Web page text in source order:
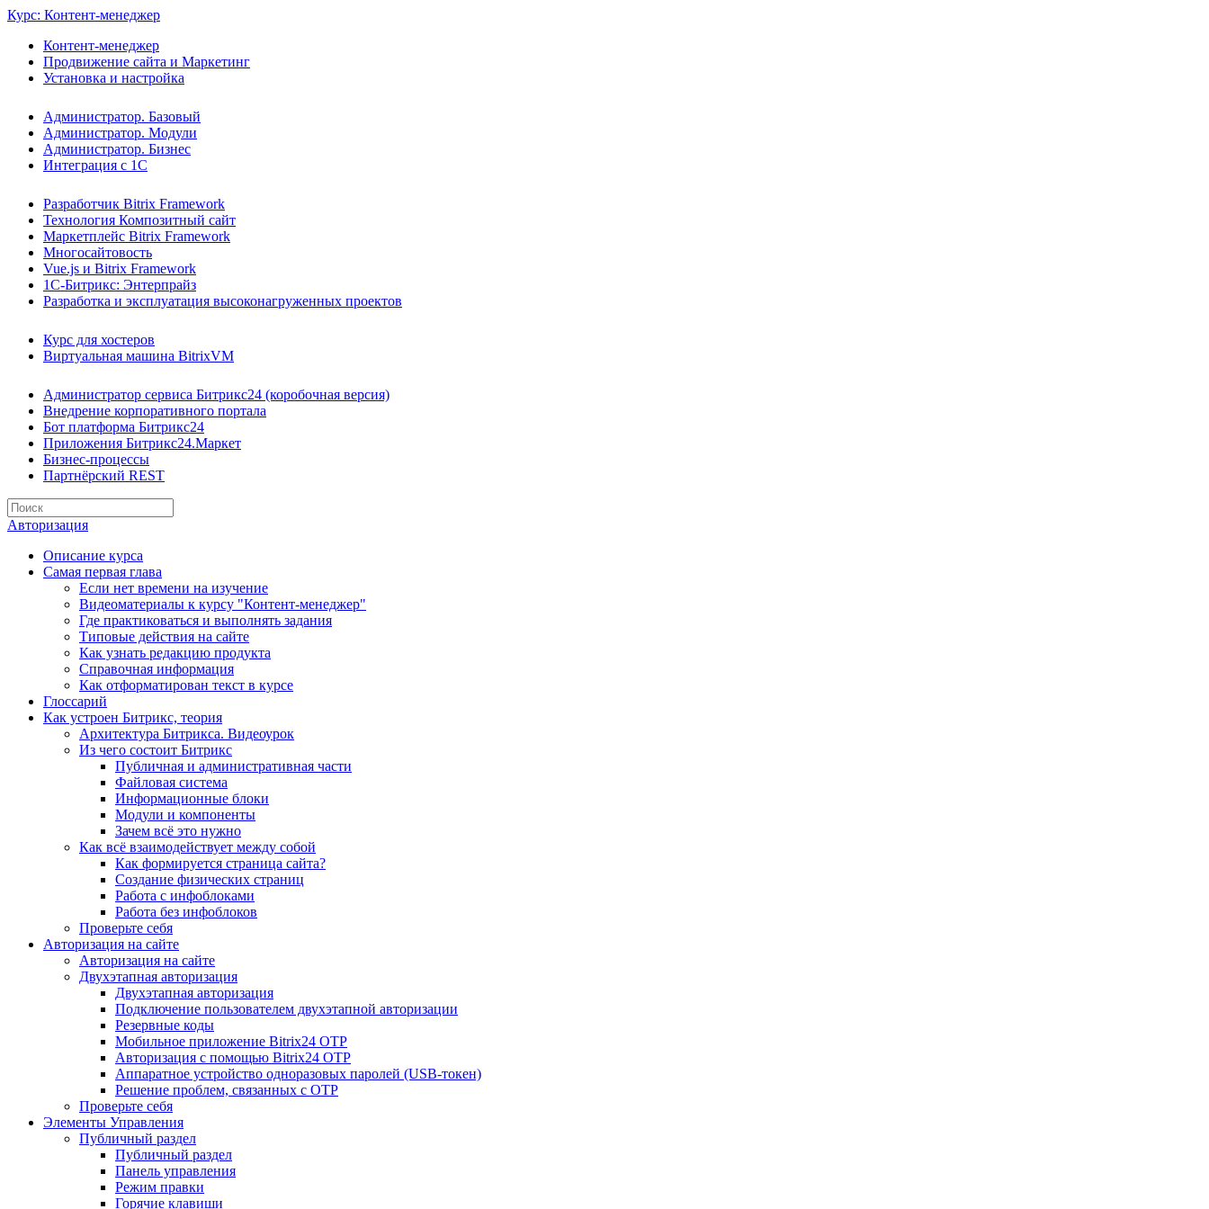
Курс: Контент-менеджер
Контент-менеджер
Продвижение сайта и Маркетинг
Установка и настройка
Администратор. Базовый
Администратор. Модули
Администратор. Бизнес
Интеграция с 1С
Разработчик Bitrix Framework
Технология Композитный сайт
Маркетплейс Bitrix Framework
Многосайтовость
Vue.js и Bitrix Framework
1С-Битрикс: Энтерпрайз
Разработка и эксплуатация высоконагруженных проектов
Курс для хостеров
Виртуальная машина BitrixVM
Администратор сервиса Битрикс24 (коробочная версия)
Внедрение корпоративного портала
Бот платформа Битрикс24
Приложения Битрикс24.Маркет
Бизнес-процессы
Партнёрский REST
Авторизация
Описание курса
Самая первая глава
Если нет времени на изучение
Видеоматериалы к курсу "Контент-менеджер"
Где практиковаться и выполнять задания
Типовые действия на сайте
Как узнать редакцию продукта
Справочная информация
Как отформатирован текст в курсе
Глоссарий
Как устроен Битрикс, теория
Архитектура Битрикса. Видеоурок
Из чего состоит Битрикс
Публичная и административная части
Файловая система
Информационные блоки
Модули и компоненты
Зачем всё это нужно
Как всё взаимодействует между собой
Как формируется страница сайта?
Создание физических страниц
Работа с инфоблоками
Работа без инфоблоков
Проверьте себя
Авторизация на сайте
Авторизация на сайте
Двухэтапная авторизация
Двухэтапная авторизация
Подключение пользователем двухэтапной авторизации
Резервные коды
Мобильное приложение Bitrix24 OTP
Авторизация с помощью Bitrix24 OTP
Аппаратное устройство одноразовых паролей (USB-токен)
Решение проблем, связанных с OTP
Проверьте себя
Элементы Управления
Публичный раздел
Публичный раздел
Панель управления
Режим правки
Горячие клавиши